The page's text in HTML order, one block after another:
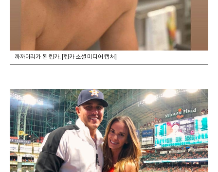
까까머리가 된 켑카. [켑카 소셜 미디어 캡처]